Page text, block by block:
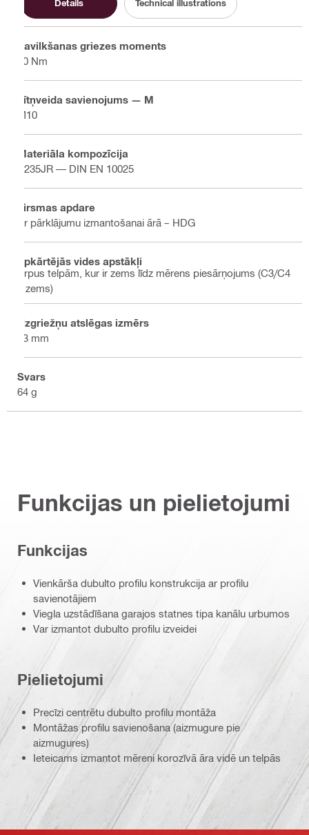
Details Technical illustrations
Savilkšanas griezes moments
20 Nm
Vītņveida savienojums — M
M10
Materiāla kompozīcija
S235JR — DIN EN 10025
Virsmas apdare
Ar pārklājumu izmantošanai ārā – HDG
Apkārtējās vides apstākļi
Ārpus telpām, kur ir zems līdz mērens piesārņojums (C3/C4
– zems)
Uzgriežņu atslēgas izmērs
13 mm
Svars
64 g
Funkcijas un pielietojumi
Funkcijas
Vienkārša dubulto profilu konstrukcija ar profilu
savienotājiem
Viegla uzstādīšana garajos statnes tipa kanālu urbumos
Var izmantot dubulto profilu izveidei
Pielietojumi
Precīzi centrētu dubulto profilu montāža
Montāžas profilu savienošana (aizmugure pie
aizmugures)
Ieteicams izmantot mēreni korozīvā āra vidē un telpās